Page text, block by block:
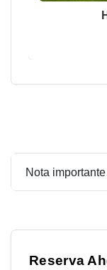
Nota importante
Reserva